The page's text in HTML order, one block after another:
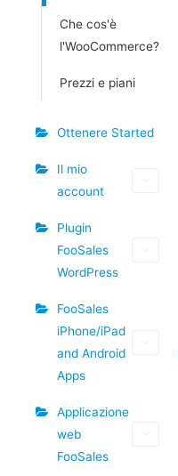
Che cos'è
l'WooCommerce?
Prezzi e piani
Ottenere Started
Il mio
account
Plugin
FooSales
WordPress
FooSales
iPhone/iPad
and Android
Apps
Applicazione
web
FooSales